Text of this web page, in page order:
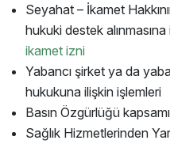
Seyahat – İkamet
hukuki destek
ikamet izni
Yabancı şirket ya da
hukukuna ilişkin işlemleri
Basın Özgürlüğü
Sağlık Hizmetlerinden